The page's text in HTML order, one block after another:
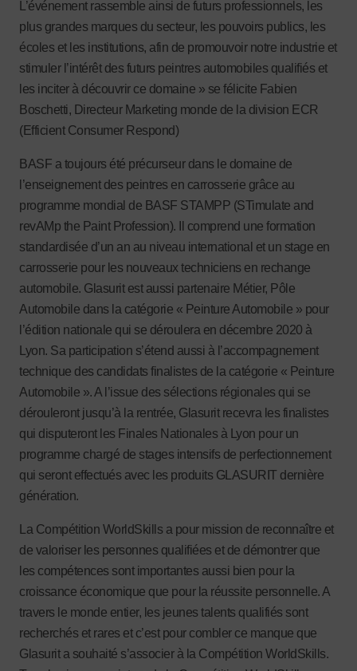
L’événement rassemble ainsi de futurs professionnels, les
plus grandes marques du secteur, les pouvoirs publics, les
écoles et les institutions, afin de promouvoir notre industrie et
stimuler l’intérêt des futurs peintres automobiles qualifiés et
les inciter à découvrir ce domaine » se félicite Fabien
Boschetti, Directeur Marketing monde de la division ECR
(Efficient Consumer Respond)
BASF a toujours été précurseur dans le domaine de
l’enseignement des peintres en carrosserie grâce au
programme mondial de BASF STAMPP (STimulate and
revAMp the Paint Profession). Il comprend une formation
standardisée d’un an au niveau international et un stage en
carrosserie pour les nouveaux techniciens en rechange
automobile. Glasurit est aussi partenaire Métier, Pôle
Automobile dans la catégorie « Peinture Automobile » pour
l’édition nationale qui se déroulera en décembre 2020 à
Lyon. Sa participation s’étend aussi à l’accompagnement
technique des candidats finalistes de la catégorie « Peinture
Automobile ». A l’issue des sélections régionales qui se
dérouleront jusqu’à la rentrée, Glasurit recevra les finalistes
qui disputeront les Finales Nationales à Lyon pour un
programme chargé de stages intensifs de perfectionnement
qui seront effectués avec les produits GLASURIT dernière
génération.
La Compétition WorldSkills a pour mission de reconnaître et
de valoriser les personnes qualifiées et de démontrer que
les compétences sont importantes aussi bien pour la
croissance économique que pour la réussite personnelle. A
travers le monde entier, les jeunes talents qualifiés sont
recherchés et rares et c’est pour combler ce manque que
Glasurit a souhaité s’associer à la Compétition WorldSkills.